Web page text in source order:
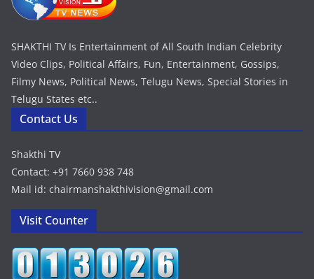
SHAKTHI TV Is Entertainment of All South Indian Celebrity
Video Clips, Political Affairs, Fun, Entertainment, Gossips,
Filmy News, Political News, Telugu News, Special Stories in
Telugu States etc..
Contact Us
Shakthi TV
Contact: +91 7660 938 748
Mail id: chairmanshakthivision@gmail.com
Visit Counter